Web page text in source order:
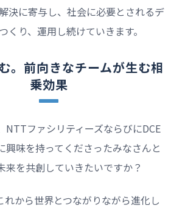
決に寄与し、社会に必要とされるデ
くり、運用し続けていきます。
。 前向きなチームが生む相
乗効果
NTTファシリティーズならびにDCE
興味を持ってくださったみなさんと
来を共創していきたいですか？
れから世界とつながりながら進化し